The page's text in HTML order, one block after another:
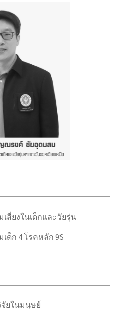
สี่ยงในเด็กและวัยรุ่น
ด็ก 4 โรคหลัก 9S
ยในมนุษย์